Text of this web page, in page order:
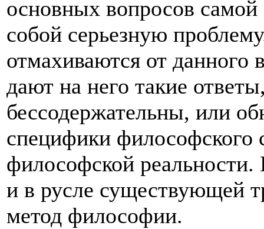
основных вопросов
собой серьезную
отмахиваются от данного
дают на него такие
бессодержательны, или
специфики философского
философской
и в русле существующей
метод философии.